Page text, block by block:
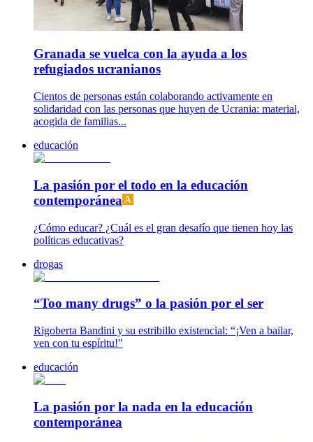
Granada se vuelca con la ayuda a los
refugiados ucranianos
Cientos de personas están colaborando activamente en
solidaridad con las personas que huyen de Ucrania: material,
acogida de familias...
educación
La pasión por el todo en la educación
contemporánea
¿Cómo educar? ¿Cuál es el gran desafío que tienen hoy las
políticas educativas?
drogas
“Too many drugs” o la pasión por el ser
Rigoberta Bandini y su estribillo existencial: “¡Ven a bailar,
ven con tu espíritu!"
educación
La pasión por la nada en la educación
contemporánea